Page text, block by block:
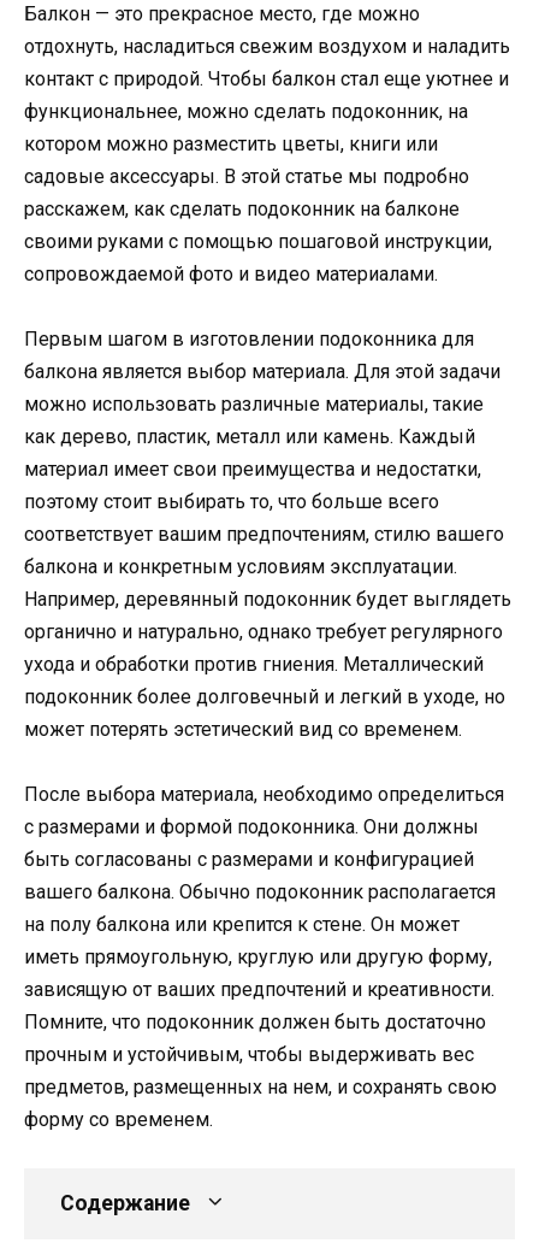
Балкон — это прекрасное место, где можно
отдохнуть, насладиться свежим воздухом и наладить
контакт с природой. Чтобы балкон стал еще уютнее и
функциональнее, можно сделать подоконник, на
котором можно разместить цветы, книги или
садовые аксессуары. В этой статье мы подробно
расскажем, как сделать подоконник на балконе
своими руками с помощью пошаговой инструкции,
сопровождаемой фото и видео материалами.
Первым шагом в изготовлении подоконника для
балкона является выбор материала. Для этой задачи
можно использовать различные материалы, такие
как дерево, пластик, металл или камень. Каждый
материал имеет свои преимущества и недостатки,
поэтому стоит выбирать то, что больше всего
соответствует вашим предпочтениям, стилю вашего
балкона и конкретным условиям эксплуатации.
Например, деревянный подоконник будет выглядеть
органично и натурально, однако требует регулярного
ухода и обработки против гниения. Металлический
подоконник более долговечный и легкий в уходе, но
может потерять эстетический вид со временем.
После выбора материала, необходимо определиться
с размерами и формой подоконника. Они должны
быть согласованы с размерами и конфигурацией
вашего балкона. Обычно подоконник располагается
на полу балкона или крепится к стене. Он может
иметь прямоугольную, круглую или другую форму,
зависящую от ваших предпочтений и креативности.
Помните, что подоконник должен быть достаточно
прочным и устойчивым, чтобы выдерживать вес
предметов, размещенных на нем, и сохранять свою
форму со временем.
Содержание